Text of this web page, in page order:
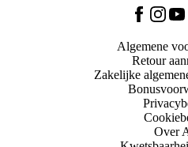
Algemene
Retour
Zakelijke
Over